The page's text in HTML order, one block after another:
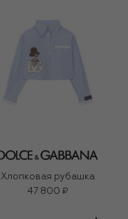
Хлопковая рубашка
47 800 ₽